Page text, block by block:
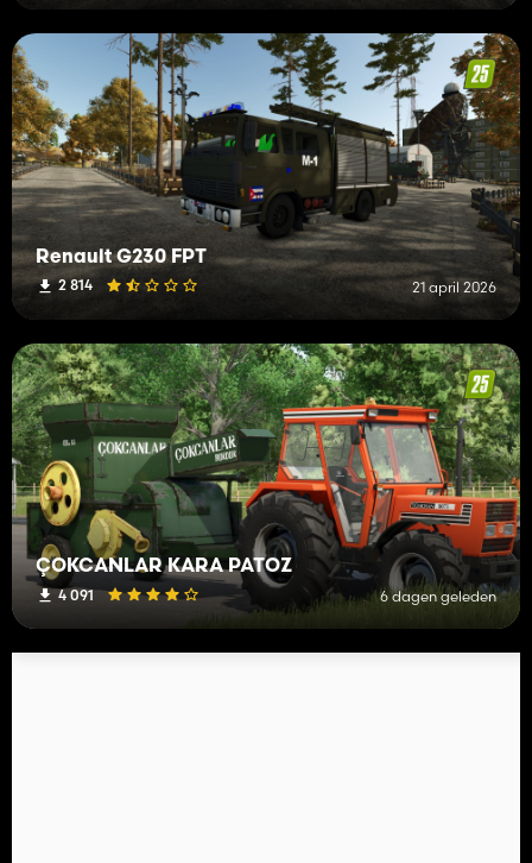
Renault G230 FPT
2 814 21 april 2026
ÇOKCANLAR KARA PATOZ
4 091 6 dagen geleden